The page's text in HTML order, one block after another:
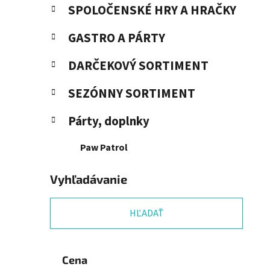
SPOLOČENSKÉ HRY A HRAČKY
GASTRO A PÁRTY
DARČEKOVÝ SORTIMENT
SEZÓNNY SORTIMENT
Párty, doplnky
Paw Patrol
Vyhľadávanie
HĽADAŤ
Cena